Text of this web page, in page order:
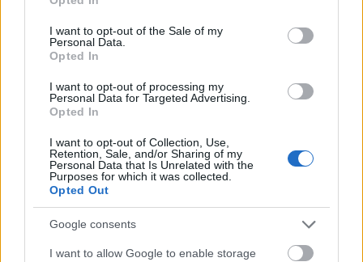
use your data for below specified purposes in below Google
consent section.
I want to opt-out of the Sale of my
Personal Data.
Opted In
I want to opt-out of processing my
Personal Data for Targeted Advertising.
Opted In
I want to opt-out of Collection, Use,
Retention, Sale, and/or Sharing of my
Personal Data that Is Unrelated with the
Purposes for which it was collected.
Opted Out
Google consents
I want to allow Google to enable storage
Öt év alatt megduplázódott a spanyol
tengerparti ingatlanok bérleti díja
HÍREK 9 órája
Egy nap alatt több mint 1400 ukrán veszett
oda, új településeket foglaltak el az
oroszok